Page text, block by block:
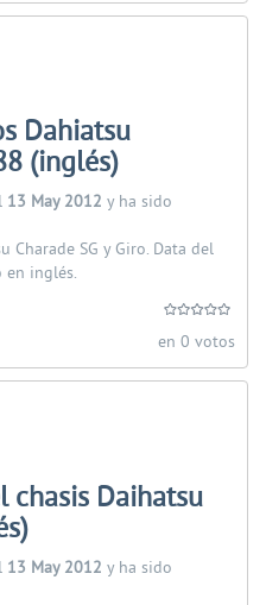
Dahiatsu
(inglés)
13 May 2012 y ha sido
Charade SG y Giro. Data del
en inglés.
en 0 votos
chasis Daihatsu
13 May 2012 y ha sido